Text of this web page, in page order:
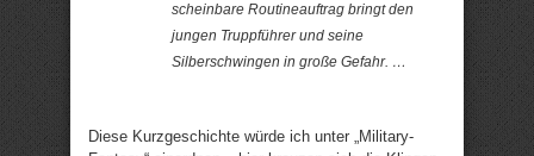
scheinbare Routineauftrag bringt den
jungen Truppführer und seine
Silberschwingen in große Gefahr. …
Diese Kurzgeschichte würde ich unter „Military-